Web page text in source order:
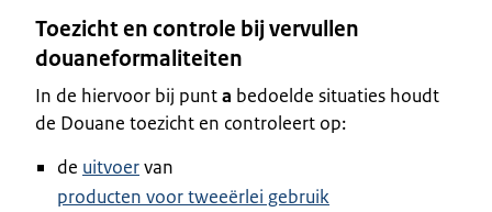
Toezicht en controle bij vervullen
douaneformaliteiten
In de hiervoor bij punta bedoelde situaties houdt
de Douane toezicht en controleert op:
de uitvoervan
producten voor tweeërlei gebruik